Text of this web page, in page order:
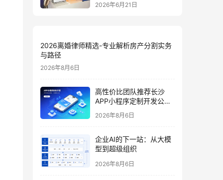
2026年6月21日
2026离婚律师精选-专业解析房产分割实务
与路径
2026年8月6日
高性价比团队推荐长沙
APP小程序定制开发公司
哪家好？2026垂直赛道测
评
2026年8月6日
企业AI的下一站：从大模
型到超级组织
2026年8月6日